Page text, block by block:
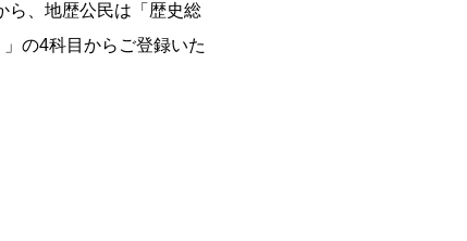
ら、地歴公民は「歴史総
の4科目からご登録いた